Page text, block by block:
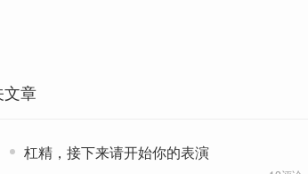
章
杠精，接下来请开始你的表演